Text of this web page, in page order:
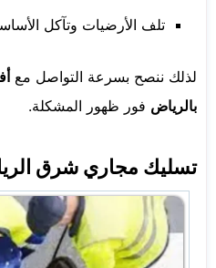
تلف الأرضيات وتآكل
لذلك ننصح بسرعة التواصل مع
بالرياض فور ظهور المشكلة.
تسليك مجاري شرق